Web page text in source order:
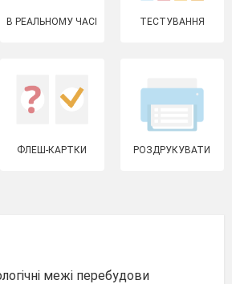
В РЕАЛЬНОМУ ЧАСІ ТЕСТУВАННЯ
ФЛЕШ-КАРТКИ РОЗДРУКУВАТИ
межі перебудови